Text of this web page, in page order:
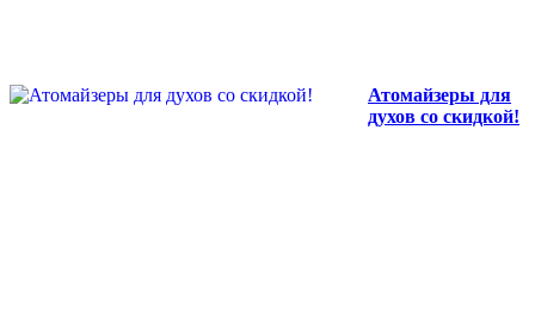
Атомайзеры для
духов со скидкой!